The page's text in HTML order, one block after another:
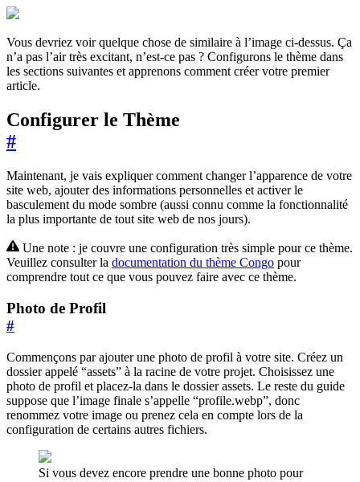
Vous devriez voir quelque chose de similaire à l’image ci-dessus. Ça
n’a pas l’air très excitant, n’est-ce pas ? Configurons le thème dans
les sections suivantes et apprenons comment créer votre premier
article.
Configurer le Thème
#
Maintenant, je vais expliquer comment changer l’apparence de votre
site web, ajouter des informations personnelles et activer le
basculement du mode sombre (aussi connu comme la fonctionnalité
la plus importante de tout site web de nos jours).
Une note : je couvre une configuration très simple pour ce thème.
Veuillez consulter la documentation du thème Congo pour
comprendre tout ce que vous pouvez faire avec ce thème.
Photo de Profil
#
Commençons par ajouter une photo de profil à votre site. Créez un
dossier appelé “assets” à la racine de votre projet. Choisissez une
photo de profil et placez-la dans le dossier assets. Le reste du guide
suppose que l’image finale s’appelle “profile.webp”, donc
renommez votre image ou prenez cela en compte lors de la
configuration de certains autres fichiers.
Si vous devez encore prendre une bonne photo pour